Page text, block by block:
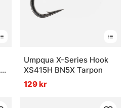
Umpqua X-Series Hook
XS415H BN5X Tarpon
129 kr